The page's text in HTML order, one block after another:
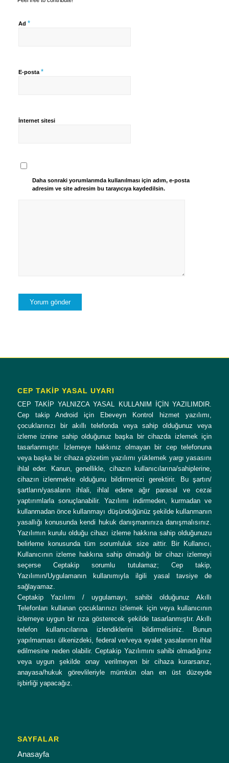
Ad *
E-posta *
İnternet sitesi
Daha sonraki yorumlarımda kullanılması için adım, e-posta
adresim ve site adresim bu tarayıcıya kaydedilsin.
CEP TAKİP YASAL UYARI
CEP TAKİP YALNIZCA YASAL KULLANIM İÇİN YAZILIMDIR.
Cep takip Android için Ebeveyn Kontrol hizmet yazılımı,
çocuklarınızı bir akıllı telefonda veya sahip olduğunuz veya
izleme iznine sahip olduğunuz başka bir cihazda izlemek için
tasarlanmıştır. İzlemeye hakkınız olmayan bir cep telefonuna
veya başka bir cihaza gözetim yazılımı yüklemek yargı yasasını
ihlal eder. Kanun, genellikle, cihazın kullanıcılarına/sahiplerine,
cihazın izlenmekte olduğunu bildirmenizi gerektirir. Bu şartın/
şartların/yasaların ihlali, ihlal edene ağır parasal ve cezai
yaptırımlarla sonuçlanabilir. Yazılımı indirmeden, kurmadan ve
kullanmadan önce kullanmayı düşündüğünüz şekilde kullanmanın
yasallığı konusunda kendi hukuk danışmanınıza danışmalısınız.
Yazılımın kurulu olduğu cihazı izleme hakkına sahip olduğunuzu
belirleme konusunda tüm sorumluluk size aittir. Bir Kullanıcı,
Kullanıcının izleme hakkına sahip olmadığı bir cihazı izlemeyi
seçerse Ceptakip sorumlu tutulamaz; Cep takip,
Yazılımın/Uygulamanın kullanımıyla ilgili yasal tavsiye de
sağlayamaz.
Ceptakip Yazılımı / uygulamayı, sahibi olduğunuz Akıllı
Telefonları kullanan çocuklarınızı izlemek için veya kullanıcının
izlemeye uygun bir rıza gösterecek şekilde tasarlanmıştır. Akıllı
telefon kullanıcılarına izlendiklerini bildirmelisiniz. Bunun
yapılmaması ülkenizdeki, federal ve/veya eyalet yasalarının ihlal
edilmesine neden olabilir. Ceptakip Yazılımını sahibi olmadığınız
veya uygun şekilde onay verilmeyen bir cihaza kurarsanız,
anayasa/hukuk görevlileriyle mümkün olan en üst düzeyde
işbirliği yapacağız.
SAYFALAR
Anasayfa